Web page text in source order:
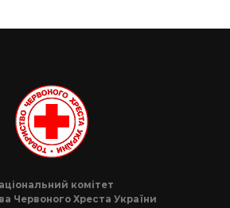
комітет
Червоного Хреста України